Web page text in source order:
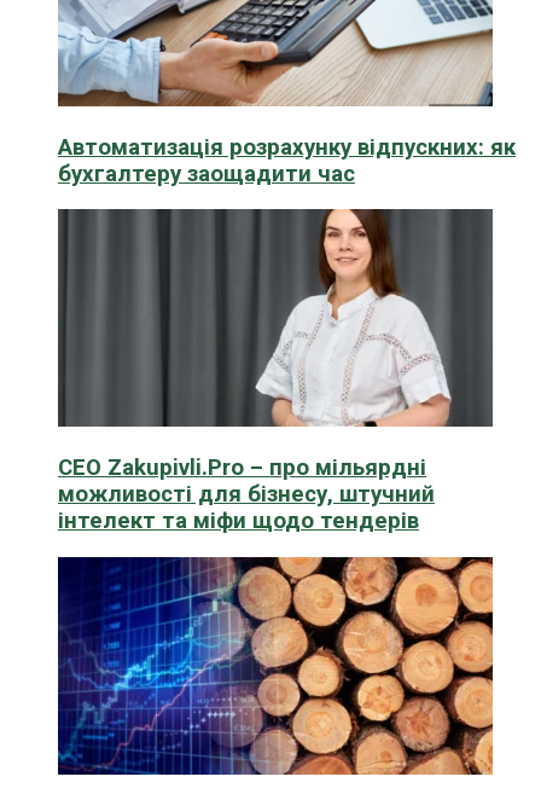
Автоматизація розрахунку відпускних: як
бухгалтеру заощадити час
CEO Zakupivli.Pro – про мільярдні
можливості для бізнесу, штучний
інтелект та міфи щодо тендерів